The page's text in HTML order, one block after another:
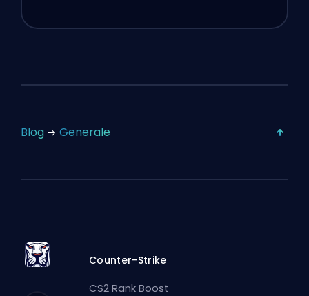
Blog Generale
Counter-Strike
CS2 Rank Boost